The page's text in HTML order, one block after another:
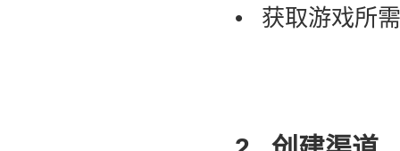
• 获取游戏所